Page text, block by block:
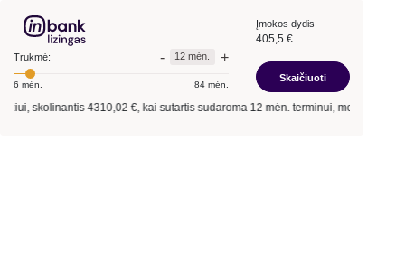
Trukmė: - 12 mėn. +
6 mėn. 84 mėn.
Įmokos dydis
405,5 €
Skaičiuoti
skolinantis4310,02 €, kai sutartis sudaroma12 mėn.terminui, metinė